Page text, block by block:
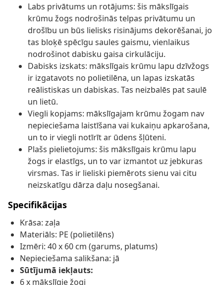
Labs privātums un rotājums: šis mākslīgais
krūmu žogs nodrošinās telpas privātumu un
drošību un būs lielisks risinājums dekorēšanai, jo
tas bloķē spēcīgu saules gaismu, vienlaikus
nodrošinot dabisku gaisa cirkulāciju.
Dabisks izskats: mākslīgais krūmu lapu dzīvžogs
ir izgatavots no polietilēna, un lapas izskatās
reālistiskas un dabiskas. Tas neizbalēs pat saulē
un lietū.
Viegli kopjams: mākslīgajam krūmu žogam nav
nepieciešama laistīšana vai kukaiņu apkarošana,
un to ir viegli notīrīt ar ūdens šļūteni.
Plašs pielietojums: šis mākslīgais krūmu lapu
žogs ir elastīgs, un to var izmantot uz jebkuras
virsmas. Tas ir lieliski piemērots sienu vai citu
neizskatīgu dārza daļu nosegšanai.
Specifikācijas
Krāsa: zaļa
Materiāls: PE (polietilēns)
Izmēri: 40 x 60 cm (garums, platums)
Nepieciešama salikšana: jā
Sūtījumā iekļauts:
6 x mākslīgie žogi